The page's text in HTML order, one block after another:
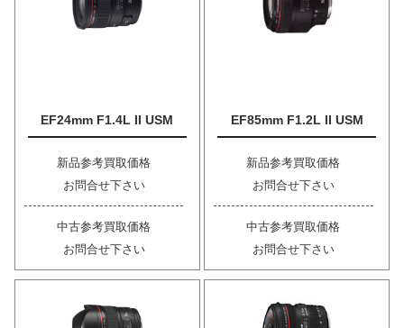
EF24mm F1.4L II USM
新品参考買取価格
お問合せ下さい
中古参考買取価格
お問合せ下さい
EF85mm F1.2L II USM
新品参考買取価格
お問合せ下さい
中古参考買取価格
お問合せ下さい